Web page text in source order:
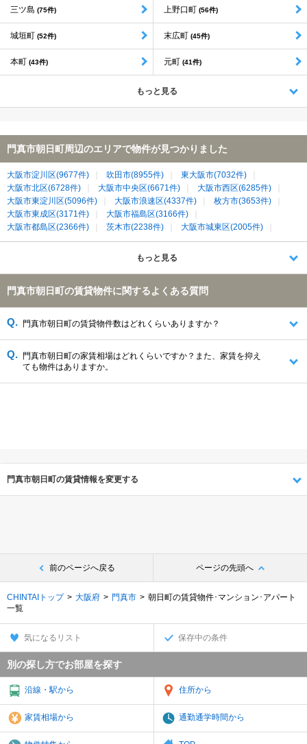
三ツ島 (75件) 上野口町 (56件)
城垣町 (52件) 末広町 (45件)
本町 (43件) 元町 (41件)
もっと見る
門真市朝日町周辺のエリアで物件が見つかりました
大阪市淀川区(9677件) 吹田市(8955件)
東大阪市(7032件)
大阪市北区(6728件)
大阪市中央区(6671件)
大阪市西区(6285件)
大阪市東淀川区(5096件)
大阪市浪速区(4337件)
枚方市(3653件)
大阪市東成区(3171件)
大阪市福島区(3166件)
大阪市都島区(2366件)
茨木市(2238件)
大阪市城東区(2005件)
大阪市天王寺区(2003件)
寝屋川市(1986件)
大阪市生野区(1958件)
守口市(1158件)
四條畷市(358件)
もっと見る
門真市朝日町の賃貸物件に関するよくある質問
門真市朝日町の賃貸物件数はどれくらいありますか？
門真市朝日町の家賃相場はどれくらいですか？また、家賃を抑え
ても物件はありますか。
門真市朝日町の賃貸情報を変更する
前のページへ戻る ページの先頭へ
CHINTAIトップ 大阪府 門真市
朝日町の賃貸物件･マンション･アパート
一覧
気になるリスト 保存中の条件
別の探し方でお部屋を探す
沿線・駅から 住所から
家賃相場から 通勤通学時間から